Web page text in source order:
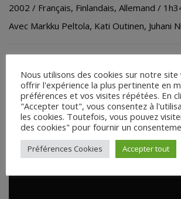
2002 / Français, Finlandais, Allemand /
Avec Markku Peltola, Kati Outinen, Juhani
Nous utilisons des cookies sur notre
offrir l'expérience la plus pertinente en
préférences et vos visites répétées. En
"Accepter tout", vous consentez à
les cookies. Toutefois, vous pouvez
des cookies" pour fournir un
Préférences Cookies Accepter tout